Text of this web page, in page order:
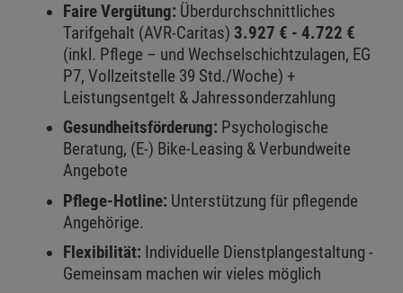
Faire Vergütung: Überdurchschnittliches
Tarifgehalt (AVR-Caritas) 3.927 € - 4.722 €
(inkl. Pflege – und Wechselschichtzulagen, EG
P7, Vollzeitstelle 39 Std./Woche) +
Leistungsentgelt & Jahressonderzahlung
Gesundheitsförderung: Psychologische
Beratung, (E-) Bike-Leasing & Verbundweite
Angebote
Pflege-Hotline: Unterstützung für pflegende
Angehörige.
Flexibilität: Individuelle Dienstplangestaltung -
Gemeinsam machen wir vieles möglich